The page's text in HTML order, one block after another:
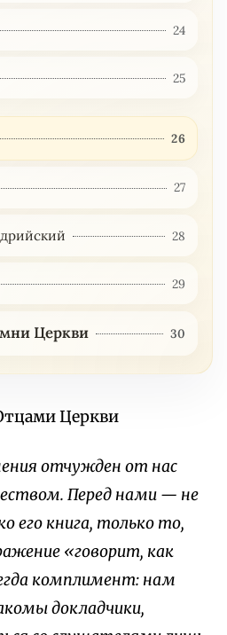
24
25
26
27
28
29
Церкви 30
Церкви
отчужден от нас
Перед нами — не
его книга, только то,
«говорит, как
комплимент: нам
докладчики,